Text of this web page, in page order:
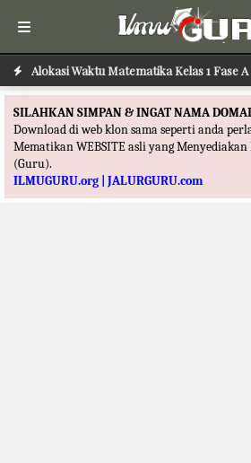
Alokasi Waktu Matematika Kelas 1 Fase
Alokasi Waktu Bahasa Indonesia
SILAHKAN SIMPAN & INGAT NAMA
Download di web klon sama seperti anda
Mematikan WEBSITE asli yang
(Guru).
ILMUGURU.org | JALURGURU.com